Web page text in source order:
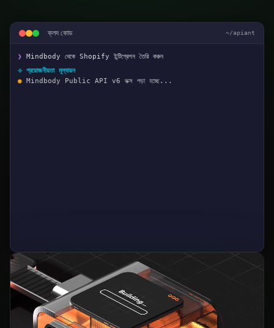
ক্লদ কোড ~/apiant
❯
Mindbody থেকে Shopify ইন্টিগ্রেশন তৈরি করুন
⟡ প্রয়োজনীয়তা মূল্যায়ন
● Mindbody Public API v6 ডক্স পড়া হচ্ছে...